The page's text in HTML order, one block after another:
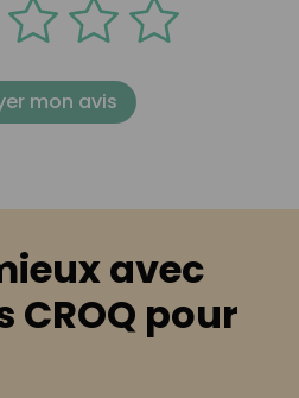
mon avis
avec
CROQ pour